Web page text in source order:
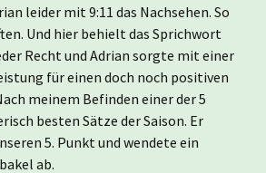
leider mit 9:11 das Nachsehen. So
Und hier behielt das Sprichwort
Recht und Adrian sorgte mit einer
für einen doch noch positiven
meinem Befinden einer der 5
besten Sätze der Saison. Er
5. Punkt und wendete ein
ab.